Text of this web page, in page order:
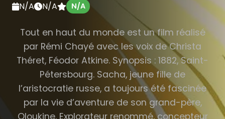
N/A N/A N/A
Tout en haut du monde est un film réalisé
par Rémi Chayé avec les voix de Christa
Théret, Féodor Atkine. Synopsis : 1882, Saint-
Pétersbourg. Sacha, jeune fille de
l’aristocratie russe, a toujours été fascinée
par la vie d’aventure de son grand-père,